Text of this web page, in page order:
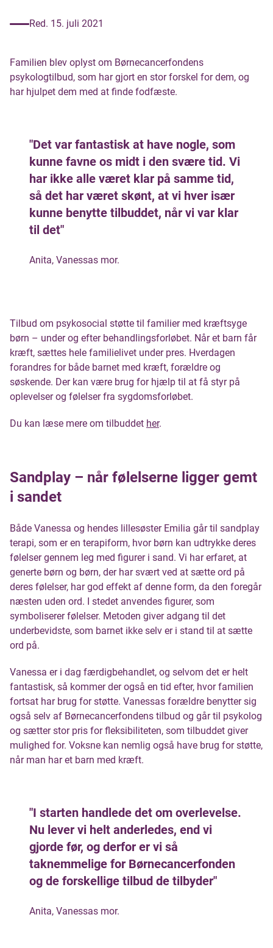
Red. 15. juli 2021
Familien blev oplyst om Børnecancerfondens
psykologtilbud, som har gjort en stor forskel for dem, og
har hjulpet dem med at finde fodfæste.
"Det var fantastisk at have nogle, som
kunne favne os midt i den svære tid. Vi
har ikke alle været klar på samme tid,
så det har været skønt, at vi hver især
kunne benytte tilbuddet, når vi var klar
til det"
Anita, Vanessas mor.
Tilbud om psykosocial støtte til familier med kræftsyge
børn – under og efter behandlingsforløbet. Når et barn får
kræft, sættes hele familielivet under pres. Hverdagen
forandres for både barnet med kræft, forældre og
søskende. Der kan være brug for hjælp til at få styr på
oplevelser og følelser fra sygdomsforløbet.
Du kan læse mere om tilbuddet her.
Sandplay – når følelserne ligger gemt
i sandet
Både Vanessa og hendes lillesøster Emilia går til sandplay
terapi, som er en terapiform, hvor børn kan udtrykke deres
følelser gennem leg med figurer i sand. Vi har erfaret, at
generte børn og børn, der har svært ved at sætte ord på
deres følelser, har god effekt af denne form, da den foregår
næsten uden ord. I stedet anvendes figurer, som
symboliserer følelser. Metoden giver adgang til det
underbevidste, som barnet ikke selv er i stand til at sætte
ord på.
Vanessa er i dag færdigbehandlet, og selvom det er helt
fantastisk, så kommer der også en tid efter, hvor familien
fortsat har brug for støtte. Vanessas forældre benytter sig
også selv af Børnecancerfondens tilbud og går til psykolog
og sætter stor pris for fleksibiliteten, som tilbuddet giver
mulighed for. Voksne kan nemlig også have brug for støtte,
når man har et barn med kræft.
"I starten handlede det om overlevelse.
Nu lever vi helt anderledes, end vi
gjorde før, og derfor er vi så
taknemmelige for Børnecancerfonden
og de forskellige tilbud de tilbyder"
Anita, Vanessas mor.